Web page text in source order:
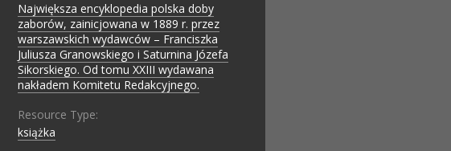
Największa encyklopedia polska doby
zaborów, zainicjowana w 1889 r. przez
warszawskich wydawców – Franciszka
Juliusza Granowskiego i Saturnina Józefa
Sikorskiego. Od tomu XXIII wydawana
nakładem Komitetu Redakcyjnego.
Resource Type:
książka